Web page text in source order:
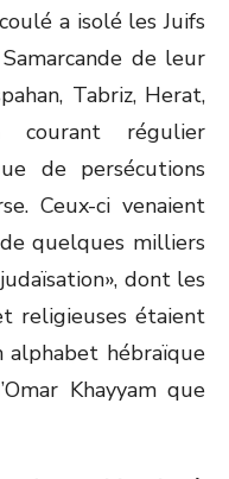
a isolé les Juifs
de leur
Tabriz, Herat,
régulier
de persécutions
Ceux-ci venaient
quelques milliers
dont les
religieuses étaient
hébraïque
Khayyam que